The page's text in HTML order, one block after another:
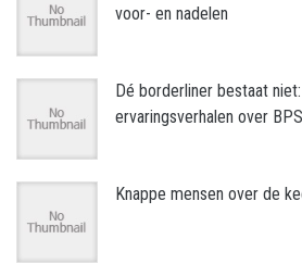
voor- en nadelen
Dé borderliner bestaat
ervaringsverhalen over BPS
Knappe mensen over de